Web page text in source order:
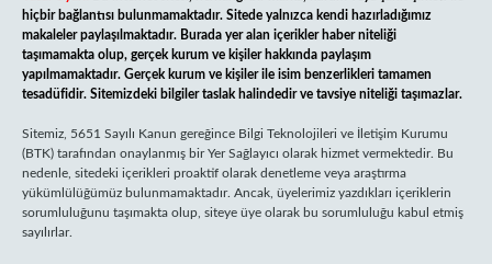
hiçbir bağlantısı bulunmamaktadır. Sitede yalnızca kendi hazırladığımız
makaleler paylaşılmaktadır. Burada yer alan içerikler haber niteliği
taşımamakta olup, gerçek kurum ve kişiler hakkında paylaşım
yapılmamaktadır. Gerçek kurum ve kişiler ile isim benzerlikleri tamamen
tesadüfidir. Sitemizdeki bilgiler taslak halindedir ve tavsiye niteliği taşımazlar.
Sitemiz, 5651 Sayılı Kanun gereğince Bilgi Teknolojileri ve İletişim Kurumu
(BTK) tarafından onaylanmış bir Yer Sağlayıcı olarak hizmet vermektedir. Bu
nedenle, sitedeki içerikleri proaktif olarak denetleme veya araştırma
yükümlülüğümüz bulunmamaktadır. Ancak, üyelerimiz yazdıkları içeriklerin
sorumluluğunu taşımakta olup, siteye üye olarak bu sorumluluğu kabul etmiş
sayılırlar.